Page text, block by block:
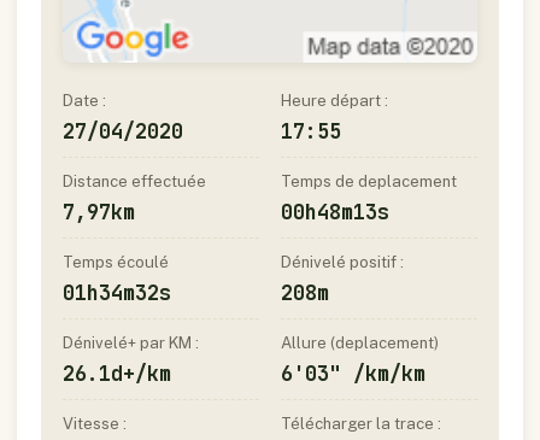
Date :
27/04/2020
Heure départ :
17:55
Distance effectuée
7,97km
Temps de deplacement
00h48m13s
Temps écoulé
01h34m32s
Dénivelé positif :
208m
Dénivelé+ par KM :
26.1d+/km
Allure (deplacement)
6'03" /km/km
Vitesse : Télécharger la trace :